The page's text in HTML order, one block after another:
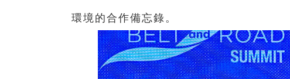
環境的合作備忘錄。